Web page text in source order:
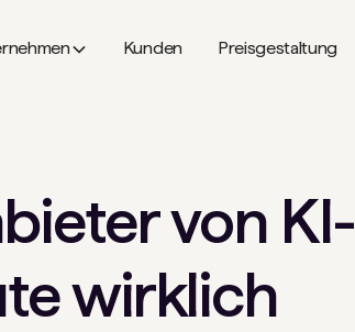
Kunden Preisgestaltung
von KI-
wirklich